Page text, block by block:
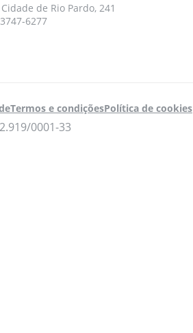
de Rio Pardo, 241
6277
Termos e condiçõesPolítica de cookies
0001-33